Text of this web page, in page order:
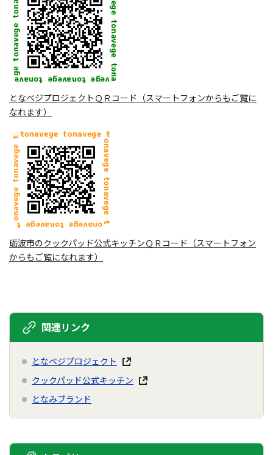
となベジプロジェクトＱＲコード（スマートフォンからもご覧に
なれます）
砺波市のクックパッド公式キッチンＱＲコード（スマートフォン
からもご覧になれます）
関連リンク
となベジプロジェクト
クックパッド公式キッチン
となみブランド